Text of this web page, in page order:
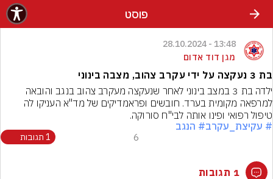
פוסט
13:48 - 28.10.2024
מגן דוד אדום
בת 3 נעקצה על ידי עקרב צהוב, מצבה בינוני
טיפול רפואי ופינו אותה לבי"ח סורוקה.
# עקיצת_עקרב# הנגב
6 1 תגובות
1 תגובות